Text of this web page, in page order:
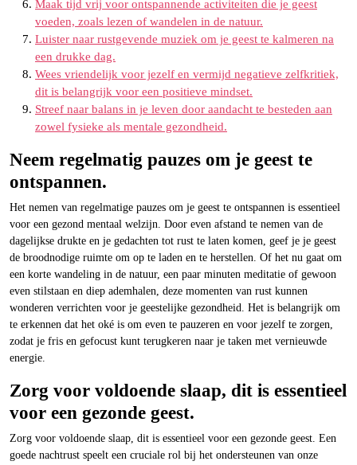
Maak tijd vrij voor ontspannende activiteiten die je geest
voeden, zoals lezen of wandelen in de natuur.
Luister naar rustgevende muziek om je geest te kalmeren na
een drukke dag.
Wees vriendelijk voor jezelf en vermijd negatieve zelfkritiek,
dit is belangrijk voor een positieve mindset.
Streef naar balans in je leven door aandacht te besteden aan
zowel fysieke als mentale gezondheid.
Neem regelmatig pauzes om je geest te
ontspannen.
Het nemen van regelmatige pauzes om je geest te ontspannen is essentieel
voor een gezond mentaal welzijn. Door even afstand te nemen van de
dagelijkse drukte en je gedachten tot rust te laten komen, geef je je geest
de broodnodige ruimte om op te laden en te herstellen. Of het nu gaat om
een korte wandeling in de natuur, een paar minuten meditatie of gewoon
even stilstaan en diep ademhalen, deze momenten van rust kunnen
wonderen verrichten voor je geestelijke gezondheid. Het is belangrijk om
te erkennen dat het oké is om even te pauzeren en voor jezelf te zorgen,
zodat je fris en gefocust kunt terugkeren naar je taken met vernieuwde
energie.
Zorg voor voldoende slaap, dit is essentieel
voor een gezonde geest.
Zorg voor voldoende slaap, dit is essentieel voor een gezonde geest. Een
goede nachtrust speelt een cruciale rol bij het ondersteunen van onze